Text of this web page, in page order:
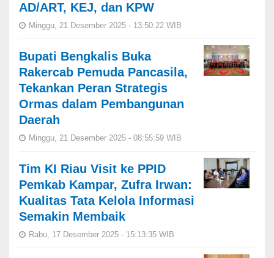
AD/ART, KEJ, dan KPW
Minggu, 21 Desember 2025 - 13:50:22 WIB
Bupati Bengkalis Buka
Rakercab Pemuda Pancasila,
Tekankan Peran Strategis
Ormas dalam Pembangunan
Daerah
Minggu, 21 Desember 2025 - 08:55:59 WIB
Tim KI Riau Visit ke PPID
Pemkab Kampar, Zufra Irwan:
Kualitas Tata Kelola Informasi
Semakin Membaik
Rabu, 17 Desember 2025 - 15:13:35 WIB